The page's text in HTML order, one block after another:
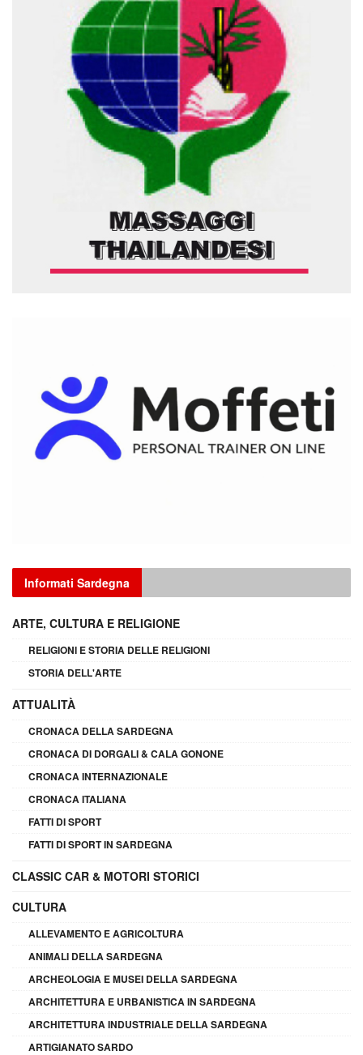
Informati Sardegna
ARTE, CULTURA E RELIGIONE
RELIGIONI E STORIA DELLE RELIGIONI
STORIA DELL'ARTE
ATTUALITÀ
CRONACA DELLA SARDEGNA
CRONACA DI DORGALI & CALA GONONE
CRONACA INTERNAZIONALE
CRONACA ITALIANA
FATTI DI SPORT
FATTI DI SPORT IN SARDEGNA
CLASSIC CAR & MOTORI STORICI
CULTURA
ALLEVAMENTO E AGRICOLTURA
ANIMALI DELLA SARDEGNA
ARCHEOLOGIA E MUSEI DELLA SARDEGNA
ARCHITETTURA E URBANISTICA IN SARDEGNA
ARCHITETTURA INDUSTRIALE DELLA SARDEGNA
ARTIGIANATO SARDO